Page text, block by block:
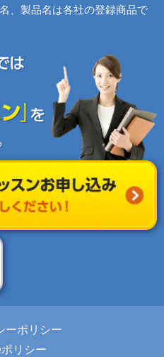
、製品名は各社の登録商品で
ーポリシー
リシー